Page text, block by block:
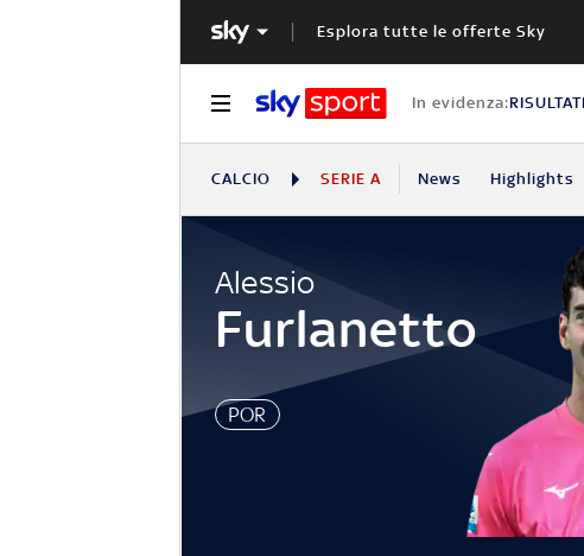
Esplora tutte le offerte Sky
In evidenza:
CALCIO SERIE A News Highlights
Alessio
Furlanetto
POR